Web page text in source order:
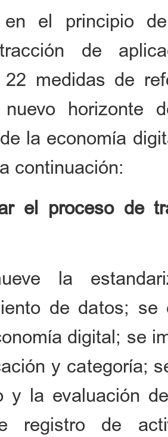
en el principio
de
22 medidas de
horizonte
la economía
continuación:
el proceso de
la
de datos;
digital; se
y categoría;
y la evaluación
registro de